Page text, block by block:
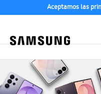
Aceptamos las